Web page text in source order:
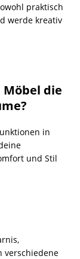
praktisch
werde kreativ
die
in
und Stil
verschiedene